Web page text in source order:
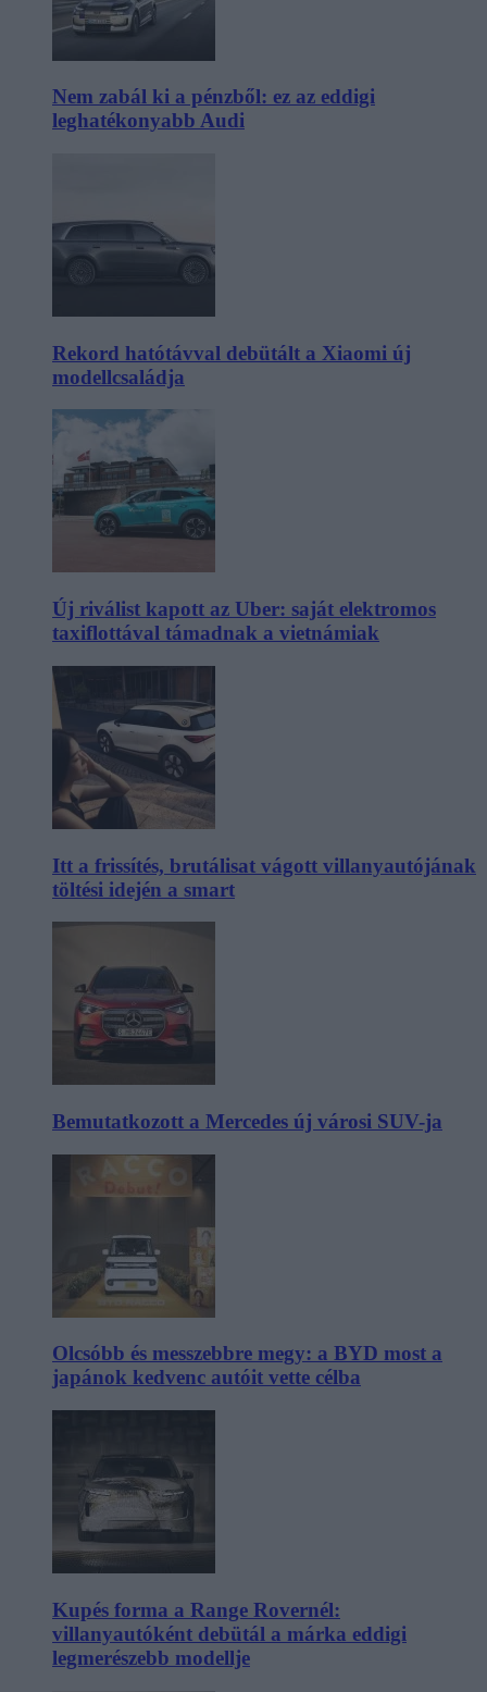
Nem zabál ki a pénzből: ez az eddigi
leghatékonyabb Audi
Rekord hatótávval debütált a Xiaomi új
modellcsaládja
Új riválist kapott az Uber: saját elektromos
taxiflottával támadnak a vietnámiak
Itt a frissítés, brutálisat vágott villanyautójának
töltési idején a smart
Bemutatkozott a Mercedes új városi SUV-ja
Olcsóbb és messzebbre megy: a BYD most a
japánok kedvenc autóit vette célba
Kupés forma a Range Rovernél:
villanyautóként debütál a márka eddigi
legmerészebb modellje